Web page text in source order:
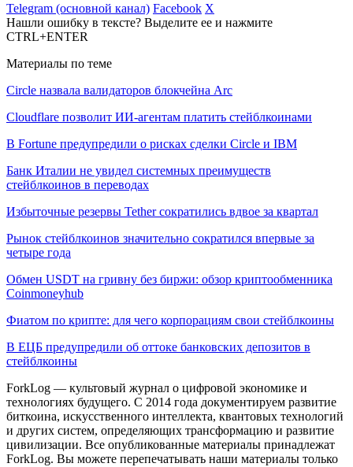
Telegram (основной канал) Facebook X
Нашли ошибку в тексте? Выделите ее и нажмите
CTRL+ENTER
Материалы по теме
Circle назвала валидаторов блокчейна Arc
Cloudflare позволит ИИ-агентам платить стейблкоинами
В Fortune предупредили о рисках сделки Circle и IBM
Банк Италии не увидел системных преимуществ
стейблкоинов в переводах
Избыточные резервы Tether сократились вдвое за квартал
Рынок стейблкоинов значительно сократился впервые за
четыре года
Обмен USDT на гривну без биржи: обзор криптообменника
Coinmoneyhub
Фиатом по крипте: для чего корпорациям свои стейблкоины
В ЕЦБ предупредили об оттоке банковских депозитов в
стейблкоины
ForkLog — культовый журнал о цифровой экономике и
технологиях будущего. С 2014 года документируем развитие
биткоина, искусственного интеллекта, квантовых технологий
и других систем, определяющих трансформацию и развитие
цивилизации. Все опубликованные материалы принадлежат
ForkLog. Вы можете перепечатывать наши материалы только